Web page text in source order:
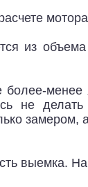
из
более-
не
замером,
выемка.